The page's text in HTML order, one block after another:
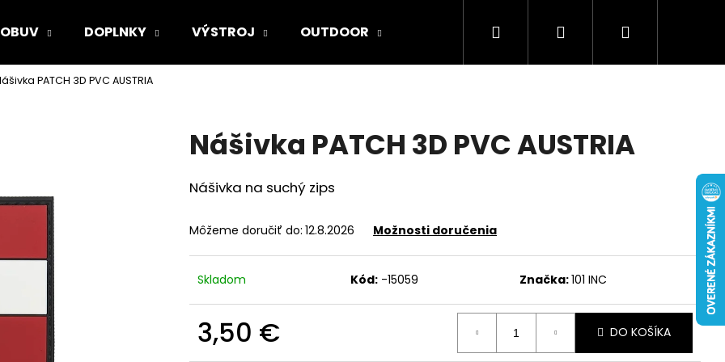
OBUV DOPLNKY VÝSTROJ OUTDOOR ARMY ORIGINAL Kamenná predajňa
Hľadať PrihlásenieNákupný
PATCH 3D PVC AUSTRIA
Nášivka PATCH 3D PVC AUSTRIA
Nášivka na suchý zips
Môžeme doručiť do: 12.8.2026 Možnosti doručenia
Skladom Kód: -15059 Značka:101 INC
3,50 € DO KOŠÍKA
Čo potrebujete nájsť?
HĽADAŤ